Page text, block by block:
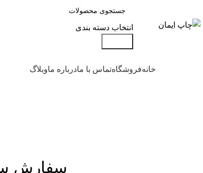
انتخاب دسته بندی
خانهفروشگاهتماس با مادرباره ماوبلاگ
سفارش